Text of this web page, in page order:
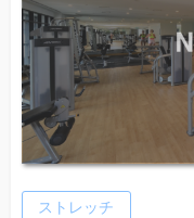
ストレッチ